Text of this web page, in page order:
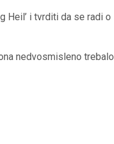
Heil’ i tvrditi da se radi o
nedvosmisleno trebalo